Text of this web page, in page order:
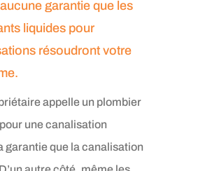
aucune garantie que les
liquides pour
résoudront votre
appelle un plombier
une canalisation
garantie que la canalisation